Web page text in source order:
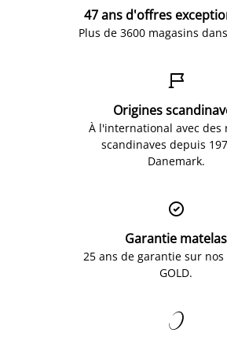
47 ans d'offres
Plus de 3600 magasins

Origines
À l'international avec des
scandinaves depuis
Danemark.

Garantie matelas
25 ans de garantie sur nos
GOLD.
